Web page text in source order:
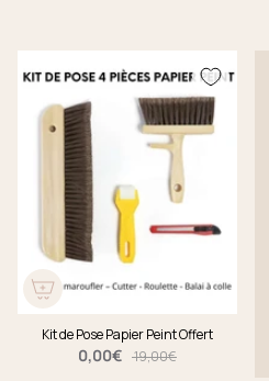
Kit de Pose Papier Peint Offert
0,00€ 19,00€